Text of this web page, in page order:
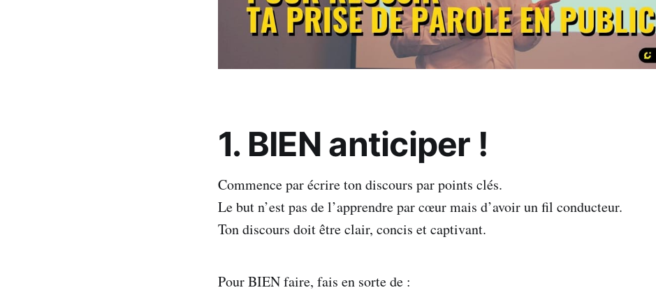
1. BIEN anticiper !
Commence par écrire ton discours par points clés.
Le but n’est pas de l’apprendre par cœur mais d’avoir un fil conducteur.
Ton discours doit être clair, concis et captivant.
Pour BIEN faire, fais en sorte de :